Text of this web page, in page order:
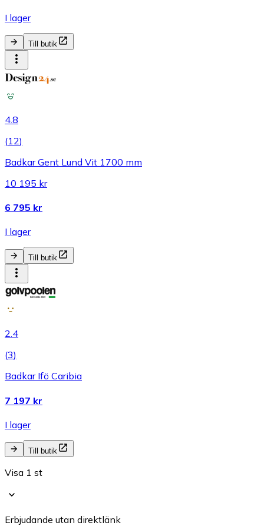
I lager
Till butik
4.8
(12)
Badkar Gent Lund Vit 1700 mm
10 195 kr
6 795 kr
I lager
Till butik
2.4
(3)
Badkar Ifö Caribia
7 197 kr
I lager
Till butik
Visa 1 st
Erbjudande utan direktlänk